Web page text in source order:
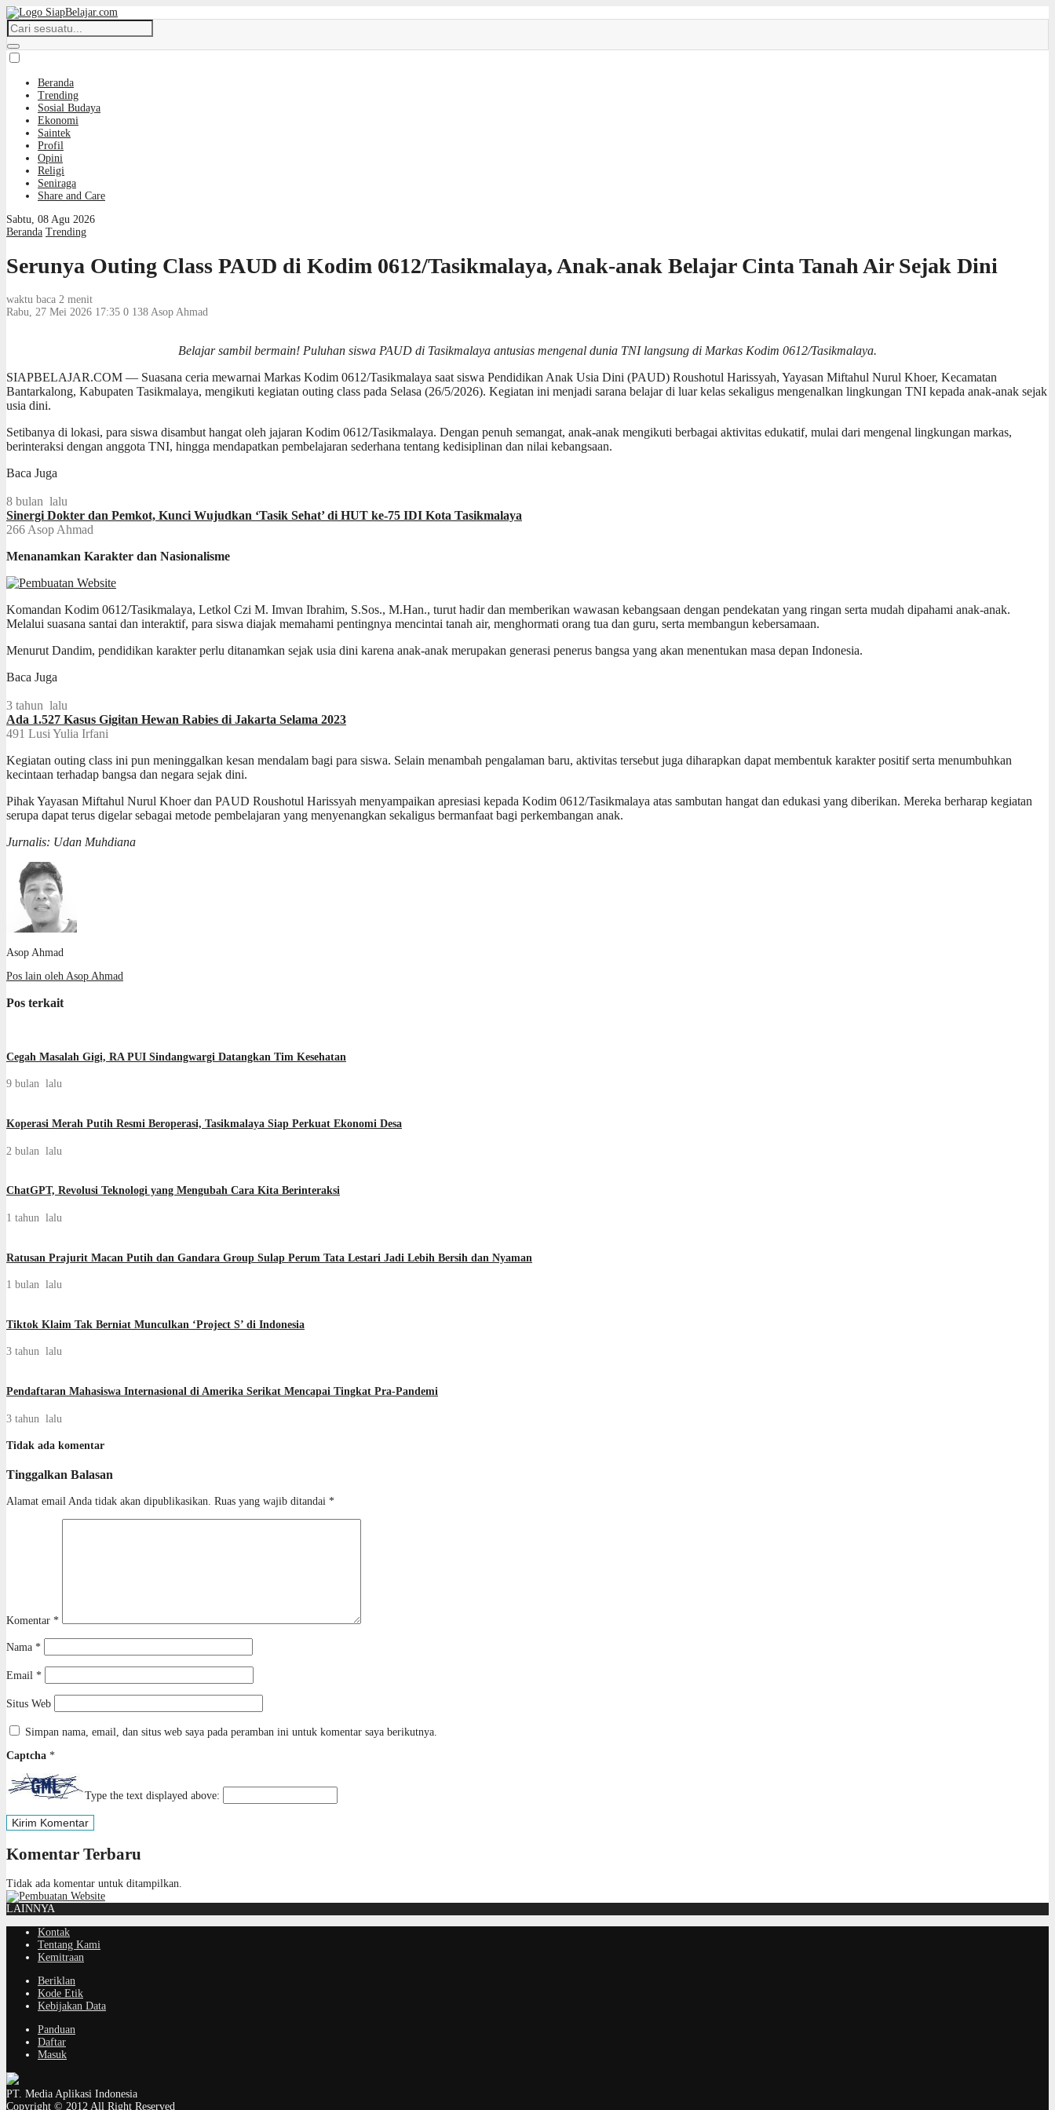
Beranda
Trending
Sosial Budaya
Ekonomi
Saintek
Profil
Opini
Religi
Seniraga
Share and Care
Sabtu, 08 Agu 2026
Beranda Trending
Serunya Outing Class PAUD di Kodim 0612/Tasikmalaya, Anak-anak Belajar Cinta Tanah Air Sejak Dini
waktu baca 2 menit
Rabu, 27 Mei 2026 17:35 0 138 Asop Ahmad
Belajar sambil bermain! Puluhan siswa PAUD di Tasikmalaya antusias mengenal dunia TNI langsung di Markas Kodim 0612/Tasikmalaya.
SIAPBELAJAR.COM — Suasana ceria mewarnai Markas Kodim 0612/Tasikmalaya saat siswa Pendidikan Anak Usia Dini (PAUD) Roushotul Harissyah, Yayasan Miftahul Nurul Khoer, Kecamatan
Bantarkalong, Kabupaten Tasikmalaya, mengikuti kegiatan outing class pada Selasa (26/5/2026). Kegiatan ini menjadi sarana belajar di luar kelas sekaligus mengenalkan lingkungan TNI kepada anak-anak sejak
usia dini.
Setibanya di lokasi, para siswa disambut hangat oleh jajaran Kodim 0612/Tasikmalaya. Dengan penuh semangat, anak-anak mengikuti berbagai aktivitas edukatif, mulai dari mengenal lingkungan markas,
berinteraksi dengan anggota TNI, hingga mendapatkan pembelajaran sederhana tentang kedisiplinan dan nilai kebangsaan.
Baca Juga
8 bulan lalu
Sinergi Dokter dan Pemkot, Kunci Wujudkan ‘Tasik Sehat’ di HUT ke-75 IDI Kota Tasikmalaya
266 Asop Ahmad
Menanamkan Karakter dan Nasionalisme
Komandan Kodim 0612/Tasikmalaya, Letkol Czi M. Imvan Ibrahim, S.Sos., M.Han., turut hadir dan memberikan wawasan kebangsaan dengan pendekatan yang ringan serta mudah dipahami anak-anak.
Melalui suasana santai dan interaktif, para siswa diajak memahami pentingnya mencintai tanah air, menghormati orang tua dan guru, serta membangun kebersamaan.
Menurut Dandim, pendidikan karakter perlu ditanamkan sejak usia dini karena anak-anak merupakan generasi penerus bangsa yang akan menentukan masa depan Indonesia.
Baca Juga
3 tahun lalu
Ada 1.527 Kasus Gigitan Hewan Rabies di Jakarta Selama 2023
491 Lusi Yulia Irfani
Kegiatan outing class ini pun meninggalkan kesan mendalam bagi para siswa. Selain menambah pengalaman baru, aktivitas tersebut juga diharapkan dapat membentuk karakter positif serta menumbuhkan
kecintaan terhadap bangsa dan negara sejak dini.
Pihak Yayasan Miftahul Nurul Khoer dan PAUD Roushotul Harissyah menyampaikan apresiasi kepada Kodim 0612/Tasikmalaya atas sambutan hangat dan edukasi yang diberikan. Mereka berharap kegiatan
serupa dapat terus digelar sebagai metode pembelajaran yang menyenangkan sekaligus bermanfaat bagi perkembangan anak.
Jurnalis: Udan Muhdiana
Asop Ahmad
Pos lain oleh Asop Ahmad
Pos terkait
Cegah Masalah Gigi, RA PUI Sindangwargi Datangkan Tim Kesehatan
9 bulan lalu
Koperasi Merah Putih Resmi Beroperasi, Tasikmalaya Siap Perkuat Ekonomi Desa
2 bulan lalu
ChatGPT, Revolusi Teknologi yang Mengubah Cara Kita Berinteraksi
1 tahun lalu
Ratusan Prajurit Macan Putih dan Gandara Group Sulap Perum Tata Lestari Jadi Lebih Bersih dan Nyaman
1 bulan lalu
Tiktok Klaim Tak Berniat Munculkan ‘Project S’ di Indonesia
3 tahun lalu
Pendaftaran Mahasiswa Internasional di Amerika Serikat Mencapai Tingkat Pra-Pandemi
3 tahun lalu
Tidak ada komentar
Tinggalkan Balasan
Alamat email Anda tidak akan dipublikasikan. Ruas yang wajib ditandai *
Komentar *
Nama *
Email *
Situs Web
Simpan nama, email, dan situs web saya pada peramban ini untuk komentar saya berikutnya.
Captcha *
Type the text displayed above:
Komentar Terbaru
Tidak ada komentar untuk ditampilkan.
LAINNYA
Kontak
Tentang Kami
Kemitraan
Beriklan
Kode Etik
Kebijakan Data
Panduan
Daftar
Masuk
PT. Media Aplikasi Indonesia
Copyright © 2012 All Right Reserved